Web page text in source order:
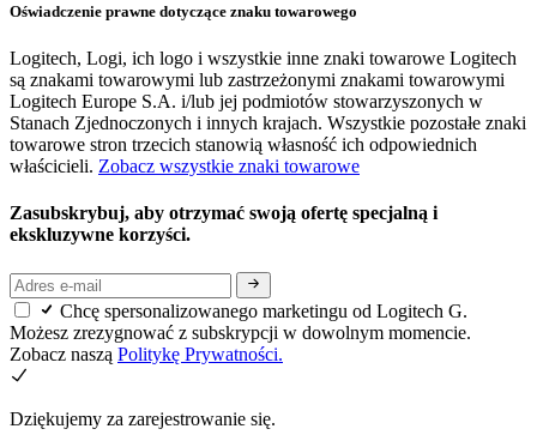
Oświadczenie prawne dotyczące znaku towarowego
Logitech, Logi, ich logo i wszystkie inne znaki towarowe Logitech
są znakami towarowymi lub zastrzeżonymi znakami towarowymi
Logitech Europe S.A. i/lub jej podmiotów stowarzyszonych w
Stanach Zjednoczonych i innych krajach. Wszystkie pozostałe znaki
towarowe stron trzecich stanowią własność ich odpowiednich
właścicieli. Zobacz wszystkie znaki towarowe
Zasubskrybuj, aby otrzymać swoją ofertę specjalną i
ekskluzywne korzyści.
Chcę spersonalizowanego marketingu od Logitech G.
Możesz zrezygnować z subskrypcji w dowolnym momencie.
Zobacz naszą Politykę Prywatności.
Dziękujemy za zarejestrowanie się.